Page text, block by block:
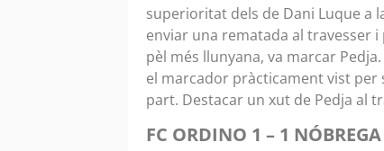
superioritat dels de Dani Luque a
enviar una rematada al travesser
pèl més llunyana, va marcar
el marcador pràcticament vist per
part. Destacar un xut de Pedja al
FC ORDINO 1 – 1